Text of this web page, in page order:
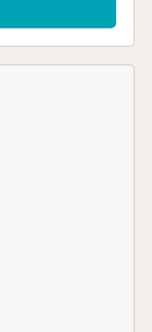
una copa
equipo